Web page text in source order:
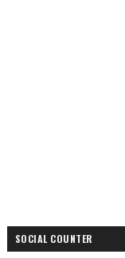
SOCIAL COUNTER